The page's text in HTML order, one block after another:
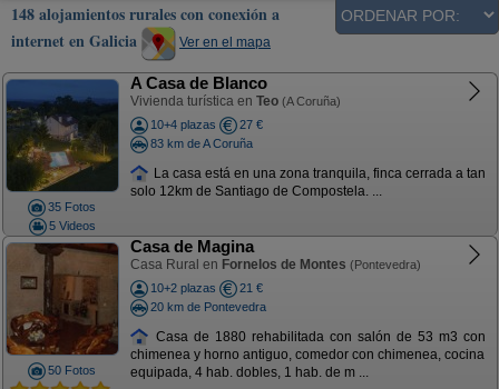
148 alojamientos rurales con conexión a
internet en Galicia
Ver en el mapa
35 Fotos
5 Videos
A Casa de Blanco
Vivienda turística en Teo (A Coruña)
10+4 plazas
27 €
83 km de A Coruña
La casa está en una zona tranquila, finca cerrada a tan
solo 12km de Santiago de Compostela. ...
50 Fotos
Casa de Magina
Casa Rural en Fornelos de Montes (Pontevedra)
10+2 plazas
21 €
20 km de Pontevedra
Casa de 1880 rehabilitada con salón de 53 m3 con
chimenea y horno antiguo, comedor con chimenea, cocina
equipada, 4 hab. dobles, 1 hab. de m ...